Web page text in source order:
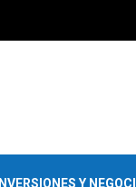
INVERSIONES Y